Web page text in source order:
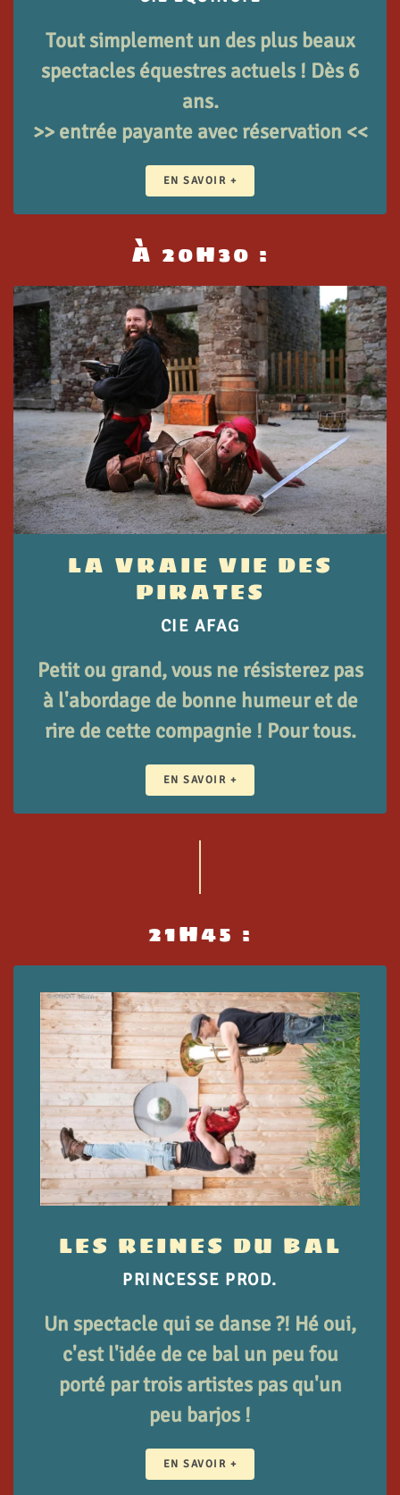
Tout simplement un des plus beaux
spectacles équestres actuels ! Dès 6
ans.
>> entrée payante avec réservation <<
EN SAVOIR +
À 20H30 :
LA VRAIE VIE DES
PIRATES
CIE AFAG
Petit ou grand, vous ne résisterez pas
à l'abordage de bonne humeur et de
rire de cette compagnie ! Pour tous.
EN SAVOIR +
21H45 :
LES REINES DU BAL
PRINCESSE PROD.
Un spectacle qui se danse ?! Hé oui,
c'est l'idée de ce bal un peu fou
porté par trois artistes pas qu'un
peu barjos !
EN SAVOIR +